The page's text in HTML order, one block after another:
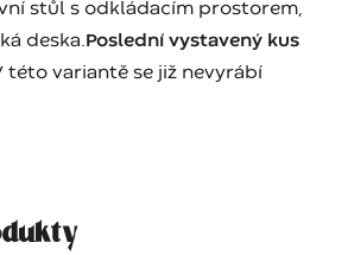
stůl s odkládacím prostorem,
deska. Poslední vystavený kus
této variantě se již nevyrábí